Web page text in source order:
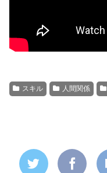
スキル 人間関係